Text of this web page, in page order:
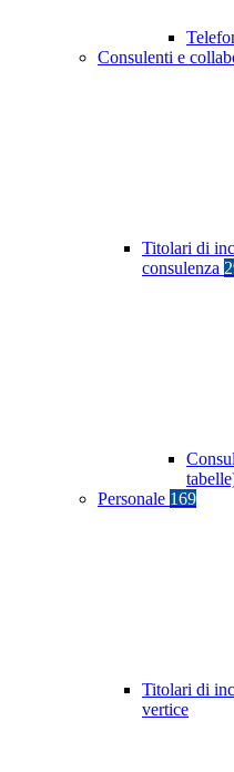
Consulenti e
Titolari di
consulenza
Personale 169
Titolari di
vertice